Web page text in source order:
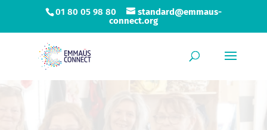
01 80 05 98 80
standard@emmaus-
connect.org